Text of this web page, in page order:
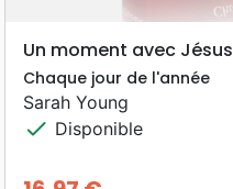
Un moment avec Jésus
Chaque jour de l'année
Sarah Young
check Disponible